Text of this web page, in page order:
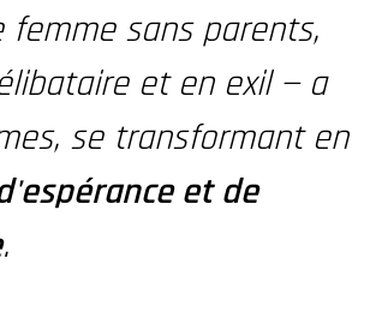
femme sans parents,
et en exil — a
se transformant en
et de
.